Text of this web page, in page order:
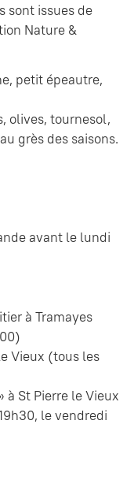
sont issues de
Nature &
petit épeautre,
olives, tournesol,
grès des saisons.
avant le lundi
à Tramayes
Vieux (tous les
à St Pierre le Vieux
le vendredi